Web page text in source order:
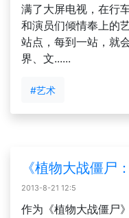
满了大屏电视，在行
和演员们倾情奉上的
站点，每到一站，就
界、文......
#艺术
《植物大战僵尸
2013-8-21 12:5
作为《植物大战僵尸